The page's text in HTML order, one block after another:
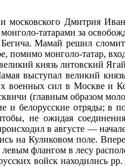
московского Дмитрия
татарами за
Мамай решил
помимо монголо-татар,
князь литовский
выступал великий
военных сил в Москве и
(главным образом
и белорусские отряды; в
не ожидая
в августе —
на Куликовом поле.
флангом в лесу
войск находились